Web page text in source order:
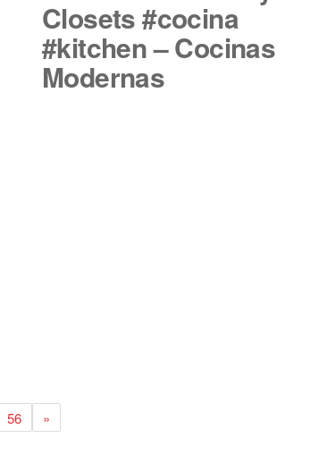
Closets #cocina
#kitchen – Cocinas
Modernas
56 »